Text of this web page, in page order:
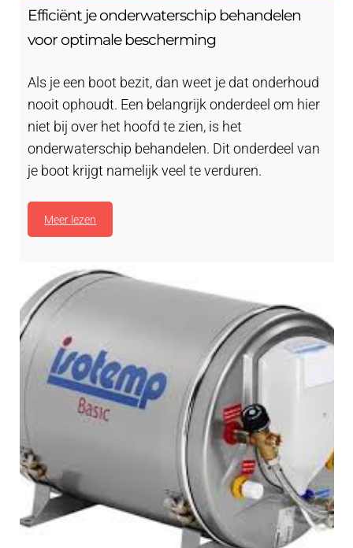
Efficiënt je onderwaterschip behandelen
voor optimale bescherming
Als je een boot bezit, dan weet je dat onderhoud
nooit ophoudt. Een belangrijk onderdeel om hier
niet bij over het hoofd te zien, is het
onderwaterschip behandelen. Dit onderdeel van
je boot krijgt namelijk veel te verduren.
Meer lezen